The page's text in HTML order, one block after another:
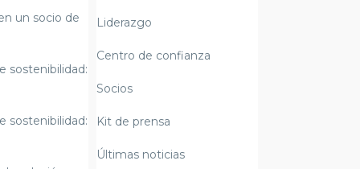
un socio de
sostenibilidad:
sostenibilidad:
Liderazgo
Centro de confianza
Socios
Kit de prensa
Últimas noticias